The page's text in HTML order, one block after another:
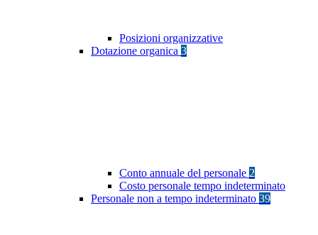
Posizioni organizzative
Dotazione organica 3
Conto annuale del personale 2
Costo personale tempo indeterminato
Personale non a tempo indeterminato 39